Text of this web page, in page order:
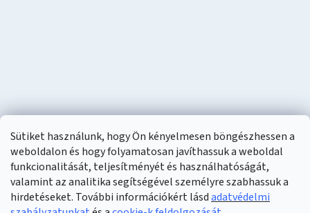
Sütiket használunk, hogy Ön kényelmesen böngészhessen a
weboldalon és hogy folyamatosan javíthassuk a weboldal
funkcionalitását, teljesítményét és használhatóságát,
valamint az analitika segítségével személyre szabhassuk a
hirdetéseket. További információkért lásdadatvédelmi